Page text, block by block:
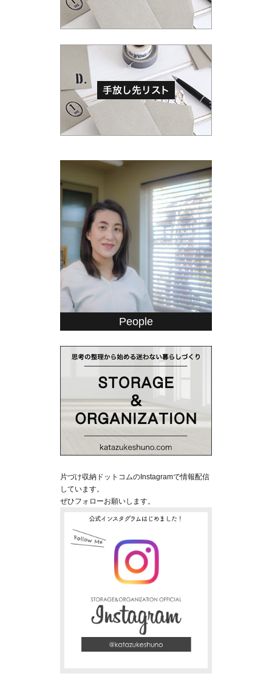
People
片づけ収納ドットコムのInstagramで情報配信
しています。
ぜひフォローお願いします。